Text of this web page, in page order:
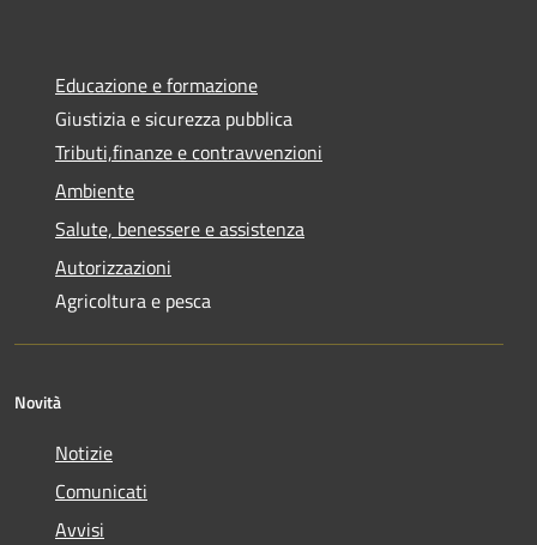
Educazione e formazione
Giustizia e sicurezza pubblica
Tributi,finanze e contravvenzioni
Ambiente
Salute, benessere e assistenza
Autorizzazioni
Agricoltura e pesca
Novità
Notizie
Comunicati
Avvisi